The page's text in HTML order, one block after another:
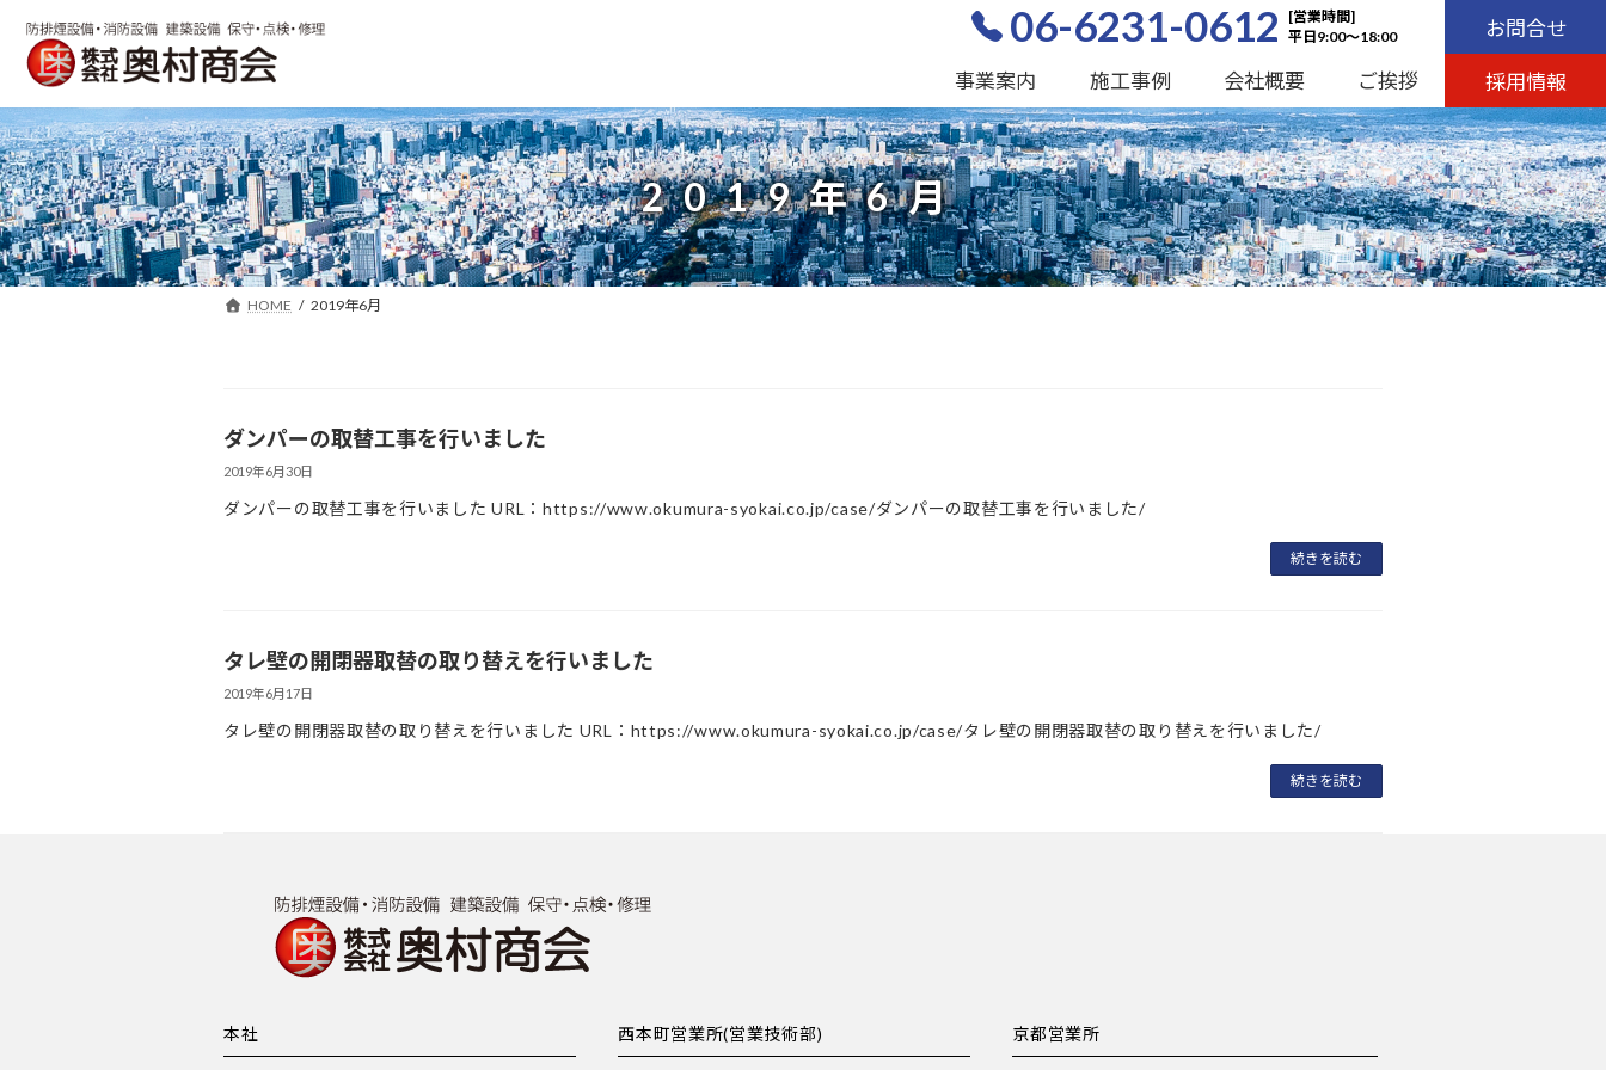
ツ
へ
ス
キ
ッ
プ
シ
ョ
ン
に
移
動
事業案内 施工事例 会社概要 ご挨拶
06-6231-0612
[営業時間]
平日9:00～18:00
お問合せ
採用情報
2019年6月
HOME 2019年6月
ダンパーの取替工事を行いました
2019年6月30日
ダンパーの取替工事を行いました URL：https://www.okumura-syokai.co.jp/case/ダンパーの取替工事を行いました/
続きを読む
タレ壁の開閉器取替の取り替えを行いました
2019年6月17日
タレ壁の開閉器取替の取り替えを行いました URL：https://www.okumura-syokai.co.jp/case/タレ壁の開閉器取替の取り替えを行いました/
続きを読む
本社 西本町営業所(営業技術部) 京都営業所